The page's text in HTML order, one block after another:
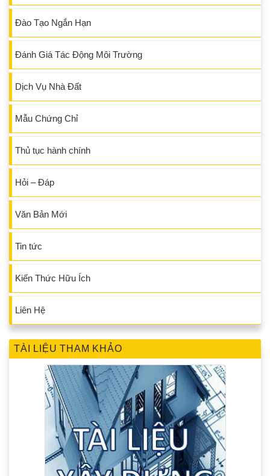
Đào Tạo Ngắn Hạn
Đánh Giá Tác Động Môi Trường
Dịch Vụ Nhà Đất
Mẫu Chứng Chỉ
Thủ tục hành chính
Hỏi – Đáp
Văn Bản Mới
Tin tức
Kiến Thức Hữu Ích
Liên Hệ
TÀI LIỆU THAM KHẢO